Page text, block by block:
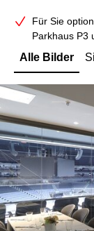
Für Sie
Parkhaus P3
Alle Bilder